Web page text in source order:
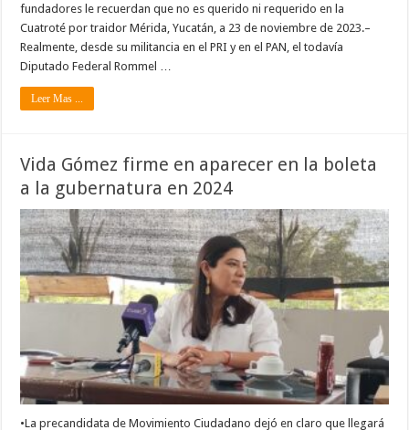
fundadores le recuerdan que no es querido ni requerido en la
Cuatroté por traidor Mérida, Yucatán, a 23 de noviembre de 2023.–
Realmente, desde su militancia en el PRI y en el PAN, el todavía
Diputado Federal Rommel …
Leer Mas ...
Vida Gómez firme en aparecer en la boleta
a la gubernatura en 2024
•La precandidata de Movimiento Ciudadano dejó en claro que llegará